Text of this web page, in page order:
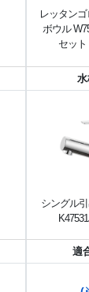
レッタン
ボウル
セット
シングル
適